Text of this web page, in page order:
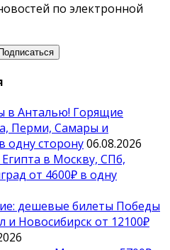
по электронной
в Анталью! Горящие
Перми, Самары и
одну сторону06.08.2026
в Москву, СПб,
от 4600₽ в одну
дешевые билеты Победы
и Новосибирск от 12100₽